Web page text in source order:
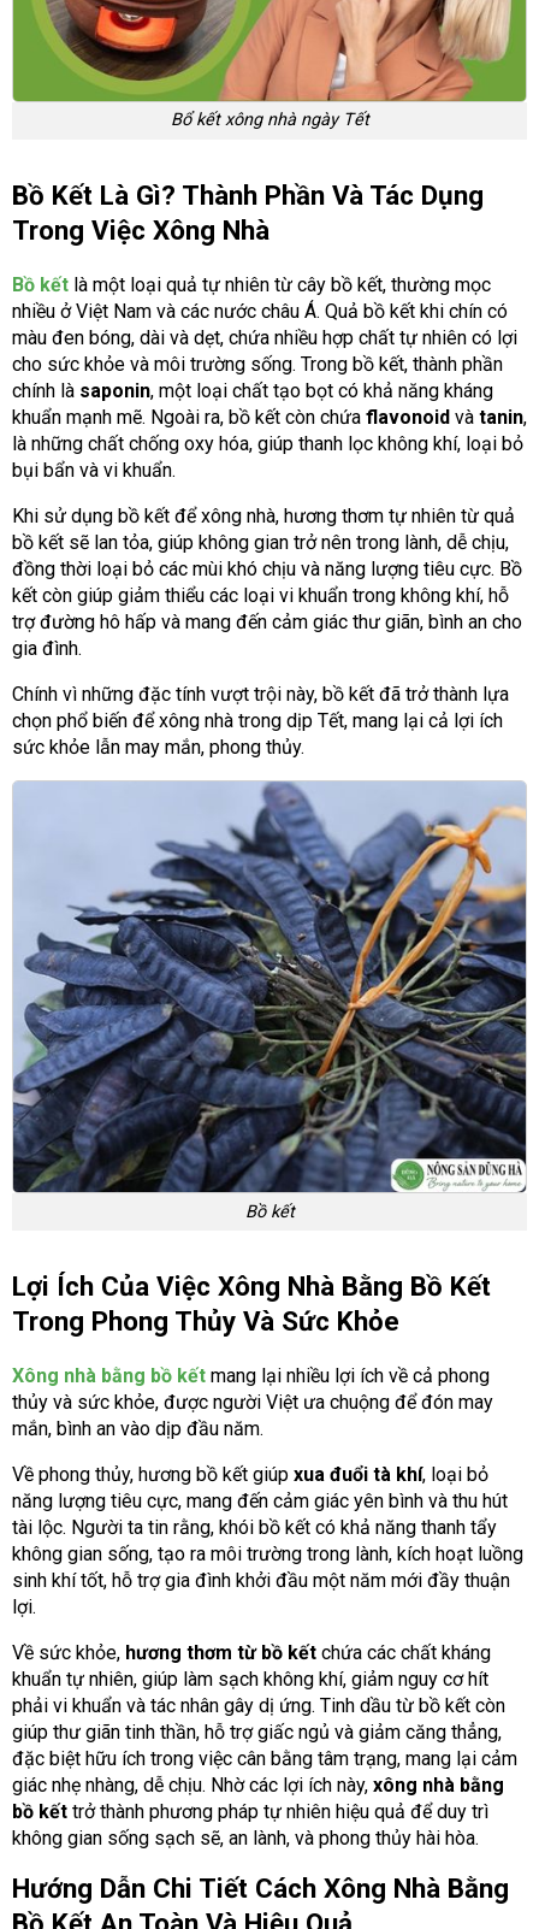
Bổ kết xông nhà ngày Tết
Bồ Kết Là Gì? Thành Phần Và Tác Dụng
Trong Việc Xông Nhà
Bồ kết là một loại quả tự nhiên từ cây bồ kết, thường mọc
nhiều ở Việt Nam và các nước châu Á. Quả bồ kết khi chín có
màu đen bóng, dài và dẹt, chứa nhiều hợp chất tự nhiên có lợi
cho sức khỏe và môi trường sống. Trong bồ kết, thành phần
chính là saponin, một loại chất tạo bọt có khả năng kháng
khuẩn mạnh mẽ. Ngoài ra, bồ kết còn chứa flavonoid và tanin,
là những chất chống oxy hóa, giúp thanh lọc không khí, loại bỏ
bụi bẩn và vi khuẩn.
Khi sử dụng bồ kết để xông nhà, hương thơm tự nhiên từ quả
bồ kết sẽ lan tỏa, giúp không gian trở nên trong lành, dễ chịu,
đồng thời loại bỏ các mùi khó chịu và năng lượng tiêu cực. Bồ
kết còn giúp giảm thiểu các loại vi khuẩn trong không khí, hỗ
trợ đường hô hấp và mang đến cảm giác thư giãn, bình an cho
gia đình.
Chính vì những đặc tính vượt trội này, bồ kết đã trở thành lựa
chọn phổ biến để xông nhà trong dịp Tết, mang lại cả lợi ích
sức khỏe lẫn may mắn, phong thủy.
Bồ kết
Lợi Ích Của Việc Xông Nhà Bằng Bồ Kết
Trong Phong Thủy Và Sức Khỏe
Xông nhà bằng bồ kết mang lại nhiều lợi ích về cả phong
thủy và sức khỏe, được người Việt ưa chuộng để đón may
mắn, bình an vào dịp đầu năm.
Về phong thủy, hương bồ kết giúp xua đuổi tà khí, loại bỏ
năng lượng tiêu cực, mang đến cảm giác yên bình và thu hút
tài lộc. Người ta tin rằng, khói bồ kết có khả năng thanh tẩy
không gian sống, tạo ra môi trường trong lành, kích hoạt luồng
sinh khí tốt, hỗ trợ gia đình khởi đầu một năm mới đầy thuận
lợi.
Về sức khỏe, hương thơm từ bồ kết chứa các chất kháng
khuẩn tự nhiên, giúp làm sạch không khí, giảm nguy cơ hít
phải vi khuẩn và tác nhân gây dị ứng. Tinh dầu từ bồ kết còn
giúp thư giãn tinh thần, hỗ trợ giấc ngủ và giảm căng thẳng,
đặc biệt hữu ích trong việc cân bằng tâm trạng, mang lại cảm
giác nhẹ nhàng, dễ chịu. Nhờ các lợi ích này, xông nhà bằng
bồ kết trở thành phương pháp tự nhiên hiệu quả để duy trì
không gian sống sạch sẽ, an lành, và phong thủy hài hòa.
Hướng Dẫn Chi Tiết Cách Xông Nhà Bằng